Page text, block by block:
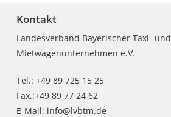
Kontakt
Landesverband Bayerischer Taxi- und
Mietwagenunternehmen e.V.
Tel.: +49 89 725 15 25
Fax.:+49 89 77 24 62
E-Mail: info@lvbtm.de